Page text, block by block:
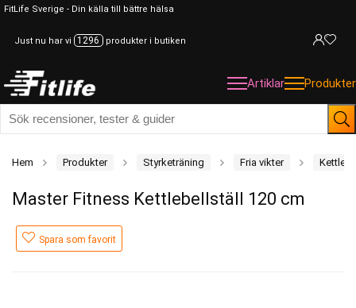
FitLife Sverige - Din källa till bättre hälsa
Just nu har vi 1296 produkter i butiken
Artiklar Produkter
Hem Produkter Styrketräning Fria vikter
Master Fitness Kettlebellställ 120 cm
Spara som favorit